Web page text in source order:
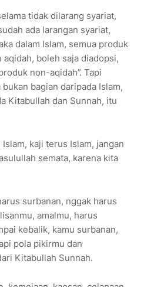
tidak dilarang syariat,
ada larangan syariat,
dalam Islam, semua produk
boleh saja diadopsi,
non-aqidah”. Tapi
bagian daripada Islam,
Kitabullah dan Sunnah, itu
kaji terus Islam, jangan
semata, karena kita
surbanan, nggak harus
amalmu, harus
kebalik, kamu surbanan,
pola pikirmu dan
Kitabullah Sunnah.